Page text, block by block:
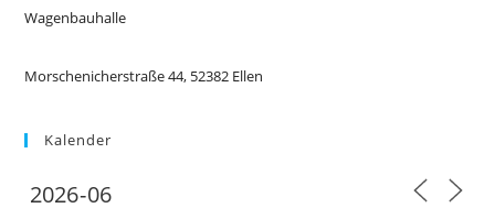
Wagenbauhalle
Morschenicherstraße 44, 52382 Ellen
Kalender